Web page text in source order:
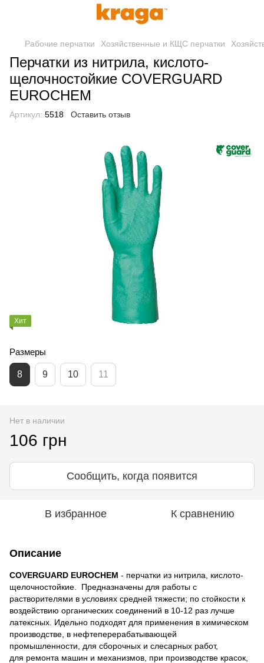
Рабочие перчатки Хозяйственные и КЩС перчатки
Перчатки из нитрила, кислото-
щелочностойкие COVERGUARD
EUROCHEM
Артикул: 5518 Оставить отзыв
Хит
Размеры
8 9 10 11
Нет в наличии
106 грн
Сообщить, когда появится
В избранное К сравнению
Описание
COVERGUARD EUROCHEM - перчатки из нитрила, кислото-
щелочностойкие. Предназначены для работы с
растворителями в условиях средней тяжести; по стойкости к
воздействию органических соединений в 10-12 раз лучше
латексных. Идельно подходят для применения в химическом
производстве, в нефтеперерабатывающей
промышленности, для сборочных и слесарных работ,
для ремонта машин и механизмов, при производстве красок,